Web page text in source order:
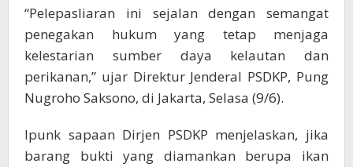
“Pelepasliaran ini sejalan dengan semangat
penegakan hukum yang tetap menjaga
kelestarian sumber daya kelautan dan
perikanan,” ujar Direktur Jenderal PSDKP, Pung
Nugroho Saksono, di Jakarta, Selasa (9/6).
Ipunk sapaan Dirjen PSDKP menjelaskan, jika
barang bukti yang diamankan berupa ikan